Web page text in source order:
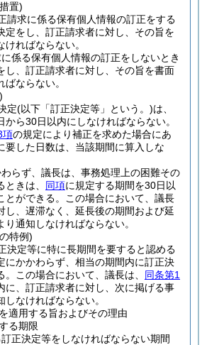
置)
請求に係る保有個人情報の訂正をする
定をし、訂正請求者に対し、その旨を
ればならない。
係る保有個人情報の訂正をしないとき
し、訂正請求者に対し、その旨を書面
ならない。
定(以下「訂正決定等」という。)は、
から30日以内にしなければならない。
項の規定により補正を求めた場合にあ
要した日数は、当該期間に算入しな
らず、議長は、事務処理上の困難その
きは、 同項に規定する期間を30日以
ができる。
この場合において、議長
し、遅滞なく、延長後の期間および延
通知しなければならない。
特例)
決定等に特に長期間を要すると認める
にかかわらず、相当の期間内に訂正決
この場合において、議長は、 同条第1
に、訂正請求者に対し、次に掲げる事
なければならない。
適用する旨およびその理由
る期限
正決定等をしなければならない期間